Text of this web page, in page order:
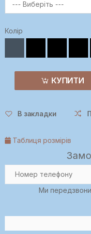
Колір
КУПИТИ
В закладки
Таблиця розмірів
Ми